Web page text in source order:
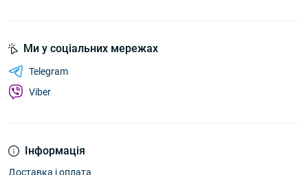
Інформація
Доставка і оплата
Ми у соціальних мережах
Telegram
Viber